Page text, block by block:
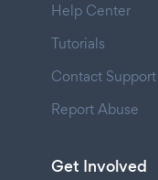
Help Center
Tutorials
Contact Support
Report Abuse
Get Involved